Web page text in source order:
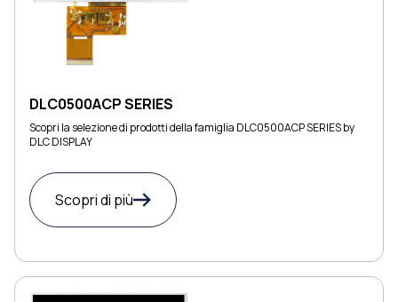
DLC0500ACP SERIES
Scopri la selezione di prodotti della famiglia DLC0500ACP SERIES by
DLC DISPLAY
Scopri di più